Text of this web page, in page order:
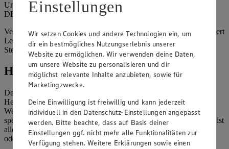
Umsatzsteuer-Identifikationsnummer gem. § 27a UStG:
DE261968694
Vertretungsberechtigte: Sebastian Kohrmann (Geschäftsführer), Gert
Lehmann (Geschäftsführer), Christian Remy (Geschäftsführer),
Stefan Legat (Vorstandsvorsitzender)
Hinweise
Der Inhalt dieser Website ist urheberrechtlich geschützt. Der
Herausgeber gewährt Ihnen jedoch das Recht, den auf dieser
Website bereitgestellten Text ganz oder ausschnittsweise zu
speichern und zu vervielfältigen. Aus Gründen des Urheberrechts ist
allerdings die Speicherung und Vervielfältigung von Bildmaterial
oder Grafiken aus dieser Website nicht gestattet.
Einstellungen
Wir setzen Cookies und andere Technologien ein, um
dir ein bestmögliches Nutzungserlebnis unserer
Website zu ermöglichen. Wir verwenden deine Daten,
um unsere Website zu personalisieren und dir
möglichst relevante Inhalte anzubieten, sowie für
Marketingzwecke.
Deine Einwilligung ist freiwillig und kann jederzeit
individuell in den Datenschutz-Einstellungen angepasst
werden. Bitte beachte, dass auf Basis deiner
Einstellungen ggf. nicht mehr alle Funktionalitäten zur
Verfügung stehen. Weitere Erklärungen sowie einen